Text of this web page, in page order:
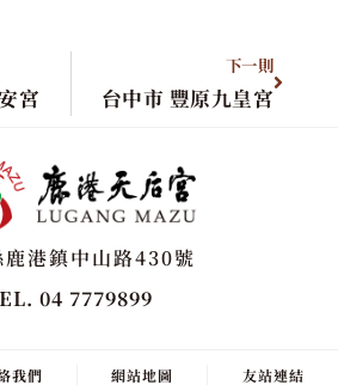
宮
下一則
台中市 豐原九皇宮
鹿港鎮中山路430號
04 7779899
我們 網站地圖 友站連結